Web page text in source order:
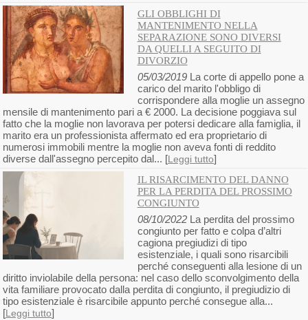
GLI OBBLIGHI DI
MANTENIMENTO NELLA
SEPARAZIONE SONO DIVERSI
DA QUELLI A SEGUITO DI
DIVORZIO
05/03/2019La corte di appello pone a
carico del marito l'obbligo di
corrispondere alla moglie un assegno
mensile di mantenimento pari a € 2000. La decisione poggiava sul
fatto che la moglie non lavorava per potersi dedicare alla famiglia, il
marito era un professionista affermato ed era proprietario di
numerosi immobili mentre la moglie non aveva fonti di reddito
diverse dall'assegno percepito dal... [Leggi tutto]
IL RISARCIMENTO DEL DANNO
PER LA PERDITA DEL PROSSIMO
CONGIUNTO
08/10/2022La perdita del prossimo
congiunto per fatto e colpa d’altri
cagiona pregiudizi di tipo
esistenziale, i quali sono risarcibili
perché conseguenti alla lesione di un
diritto inviolabile della persona: nel caso dello sconvolgimento della
vita familiare provocato dalla perdita di congiunto, il pregiudizio di
tipo esistenziale è risarcibile appunto perché consegue alla...
[Leggi tutto]